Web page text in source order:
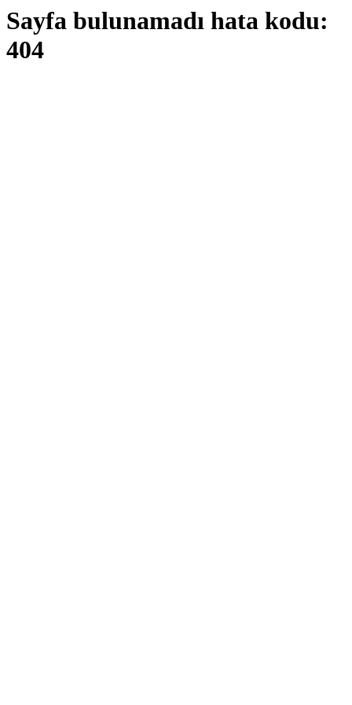
Sayfa bulunamadı hata kodu:
404